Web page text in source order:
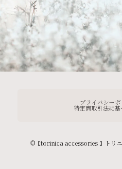
プライバシーポ
特定商取引法に
©︎【torinica accessories 】トリニ